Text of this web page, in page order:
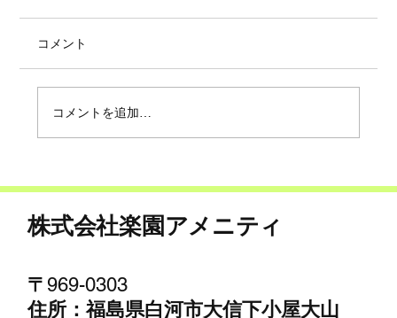
技術について
コメント
コメントを追加…
株式会社楽園アメニティ
​〒 969-0303
​住所：福島県白河市大信下小屋大山